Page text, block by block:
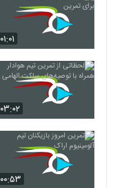
۰۱:۰۱
۰۳:۰۲
۰۰:۵۳